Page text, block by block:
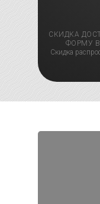
СКИДКА
ФОРМУ
Скидка